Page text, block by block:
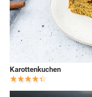
Karottenkuchen